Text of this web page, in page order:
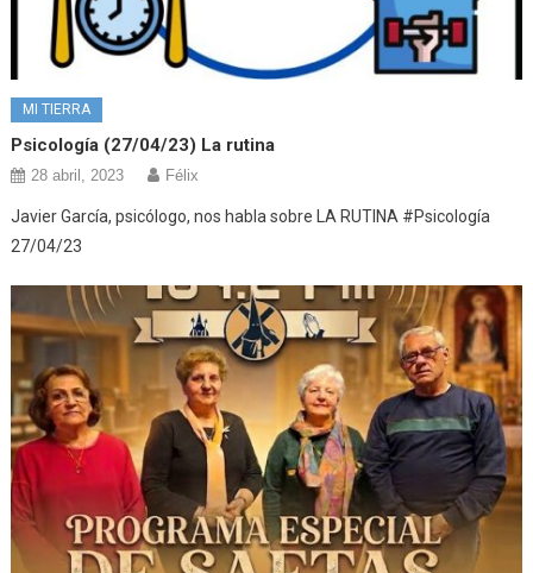
MI TIERRA
Psicología (27/04/23) La rutina
28 abril, 2023 Félix
Javier García, psicólogo, nos habla sobre LA RUTINA #Psicología
27/04/23